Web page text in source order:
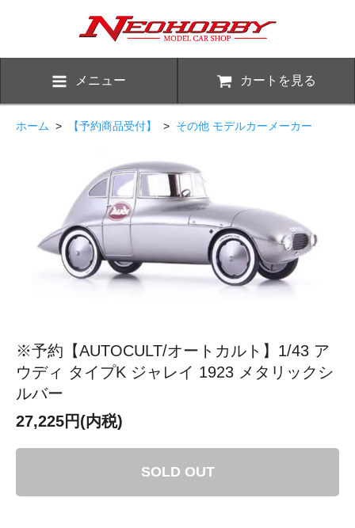
メニュー カートを見る
ホーム > 【予約商品受付】 > その他 モデルカーメーカー
※予約【AUTOCULT/オートカルト】1/43 ア
ウディ タイプK ジャレイ 1923 メタリックシ
ルバー
27,225円(内税)
SOLD OUT